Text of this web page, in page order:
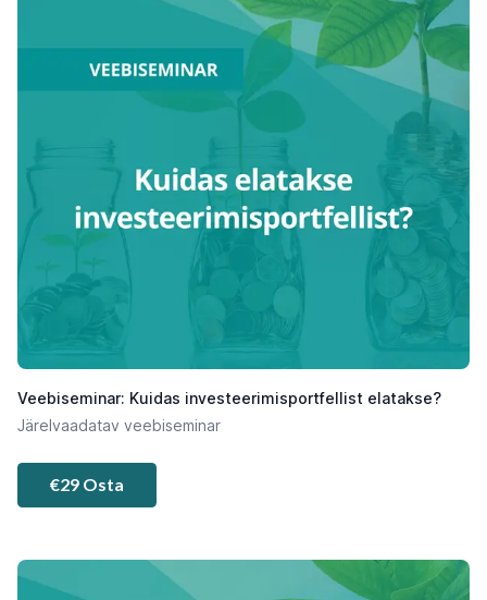
Veebiseminar: Kuidas investeerimisportfellist elatakse?
Järelvaadatav veebiseminar
€29 Osta